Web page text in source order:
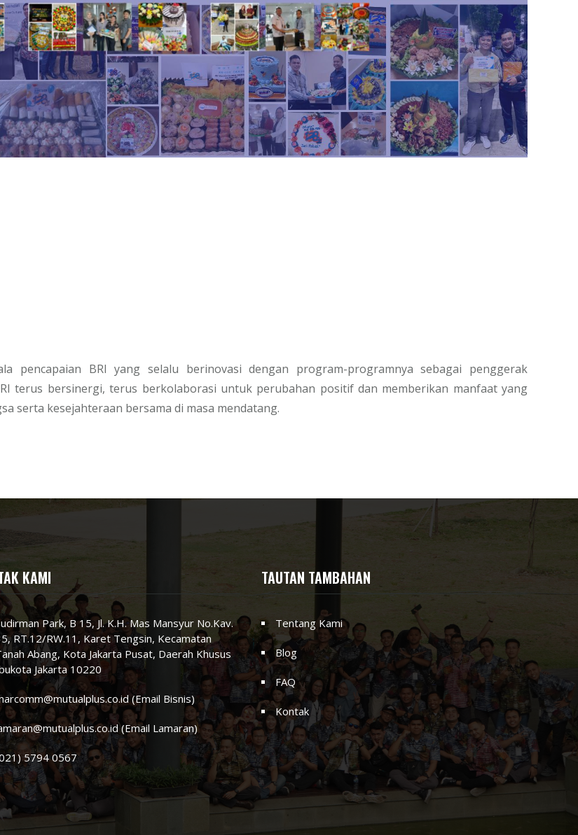
pencapaian BRI yang selalu berinovasi dengan program-programnya sebagai penggerak
terus bersinergi, terus berkolaborasi untuk perubahan positif dan memberikan manfaat yang
serta kesejahteraan bersama di masa mendatang.
KAMI
Park, B 15, Jl. K.H. Mas Mansyur No.Kav.
RT.12/RW.11, Karet Tengsin, Kecamatan
Abang, Kota Jakarta Pusat, Daerah Khusus
Jakarta 10220
(Email Bisnis)
(Email Lamaran)
5794 0567
TAUTAN TAMBAHAN
Tentang Kami
Blog
FAQ
Kontak